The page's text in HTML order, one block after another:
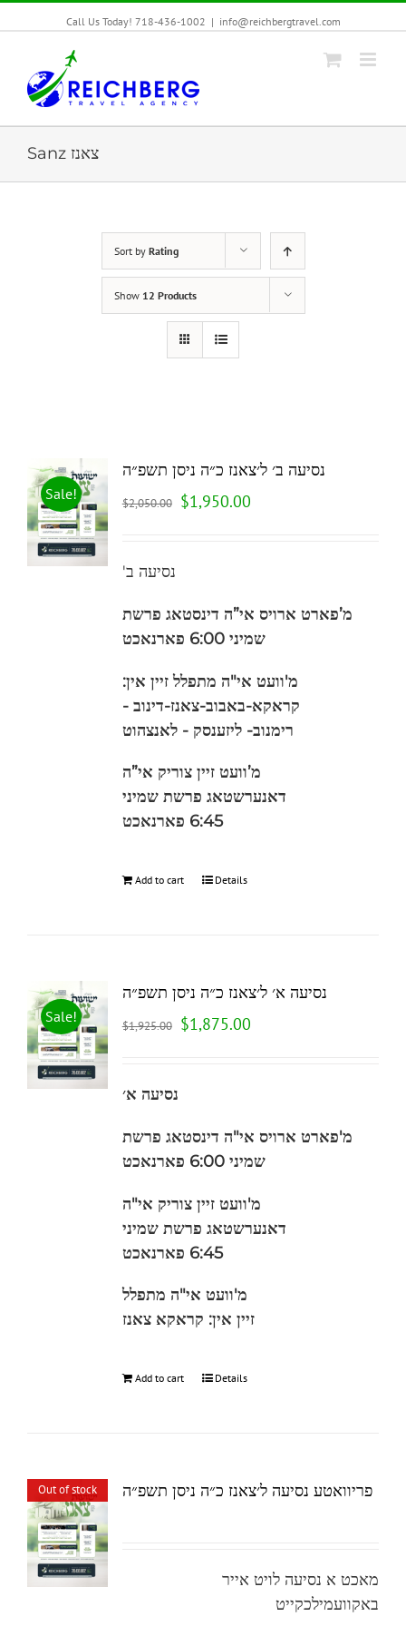
Call Us Today! 718-436-1002 | info@reichbergtravel.com
Sanz צאנז
Sort by Rating
Show 12 Products
Sale!
נסיעה ב׳ ל׳צאנז כ״ה ניסן תשפ״ה
$2,050.00 $1,950.00
'נסיעה ב
מ’פארט ארויס אי”ה דינסטאג פרשת
שמיני 6:00 פארנאכט
מ'וועט אי"ה מתפלל זיין אין:
קראקא-באבוב-צאנז-דינוב -
רימנוב-ליזענסק - לאנצהוט
מ’וועט זיין צוריק אי”ה
דאנערשטאג פרשת שמיני
6:45 פארנאכט
Add to cart Details
Sale!
נסיעה א׳ ל׳צאנז כ״ה ניסן תשפ״ה
$1,925.00 $1,875.00
מ'פארט ארויס אי"ה דינסטאג פרשת
שמיני 6:00 פארנאכט
מ'וועט זיין צוריק אי"ה
דאנערשטאג פרשת שמיני
6:45 פארנאכט
מ'וועט אי"ה מתפלל
זיין אין: קראקא צאנז
Add to cart Details
Out of stock פריוואטע נסיעה ל׳צאנז כ״ה ניסן תשפ״ה
באקוועמילכקייט